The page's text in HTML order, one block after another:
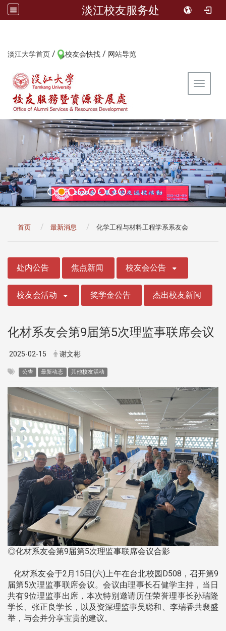
淡江校友服务处
淡江大学首页 / 校友会快找 / 网站导览
Toggle
首页 最新消息 化学工程与材料工程学系系友会
处内公告 焦点新闻 校友会公告
校友会活动 奖学金公告 杰出校友新闻
化材系友会第9届第5次理监事联席会议
2025-02-15 谢文彬
公告 最新动态 其他校友活动
◎化材系友会第9届第5次理监事联席会议合影
化材系友会于2月15日(六)上午在台北校园D508，召开第9
届第5次理监事联席会议。会议由理事长石健学主持，当日
共有9位理监事出席，本次特别邀请历任荣誉理事长孙瑞隆
学长、张正良学长，以及资深理监事吴聪和、李瑞香共襄盛
举，与会并分享宝贵的建议。